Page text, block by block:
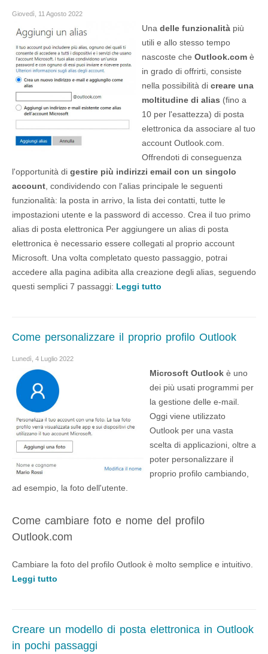
Giovedì, 11 Agosto 2022
Una delle funzionalità più
utili e allo stesso tempo
nascoste che Outlook.com è
in grado di offrirti, consiste
nella possibilità di creare una
moltitudine di alias (fino a
10 per l'esattezza) di posta
elettronica da associare al tuo
account Outlook.com.
Offrendoti di conseguenza
l'opportunità di gestire più indirizzi email con un singolo
account , condividendo con l'alias principale le seguenti
funzionalità: la posta in arrivo, la lista dei contatti, tutte le
impostazioni utente e la password di accesso. Crea il tuo primo
alias di posta elettronica Per aggiungere un alias di posta
elettronica è necessario essere collegati al proprio account
Microsoft. Una volta completato questo passaggio, potrai
accedere alla pagina adibita alla creazione degli alias, seguendo
questi semplici 7 passaggi: Leggi tutto
Come personalizzare il proprio profilo Outlook
Lunedì, 4 Luglio 2022
Microsoft Outlook è uno
dei più usati programmi per
la gestione delle e-mail.
Oggi viene utilizzato
Outlook per una vasta
scelta di applicazioni, oltre a
poter personalizzare il
proprio profilo cambiando,
ad esempio, la foto dell'utente.
Come cambiare foto e nome del profilo
Outlook.com
Cambiare la foto del profilo Outlook è molto semplice e intuitivo.
Leggi tutto
Creare un modello di posta elettronica in Outlook
in pochi passaggi